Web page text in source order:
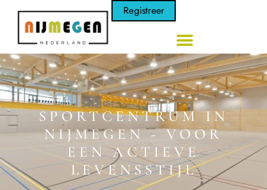
Registreer
SPORTCENTRUM IN
NIJMEGEN - VOOR
EEN ACTIEVE
LEVENSSTIJL